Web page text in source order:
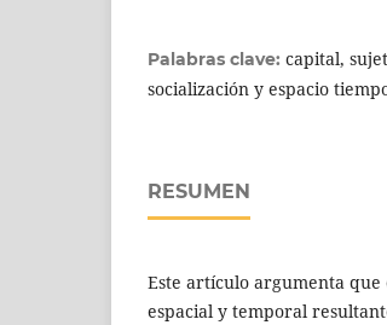
Palabras clave: capital,
socialización y espacio
RESUMEN
Este artículo argumenta
espacial y temporal